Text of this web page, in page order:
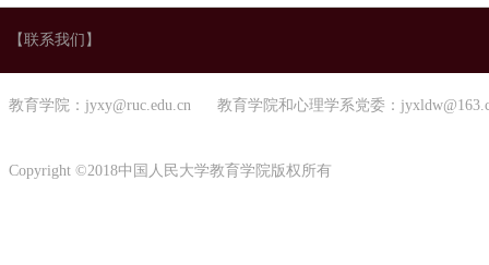
【联系我们】
教育学院：jyxy@ruc.edu.cn 教育学院和心理学系党委：
Copyright ©2018中国人民大学教育学院版权所有